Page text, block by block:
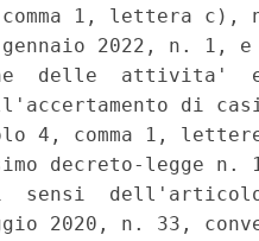
1, lettera c),
2022, n. 1,
delle  attivita'
di
4, comma 1,
decreto-legge
sensi
2020, n. 33,